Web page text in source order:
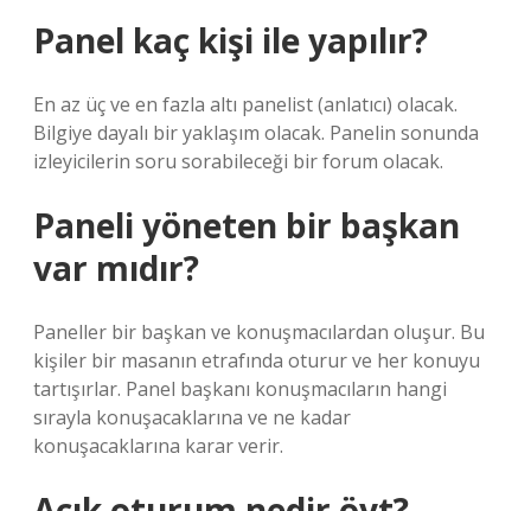
Panel kaç kişi ile yapılır?
En az üç ve en fazla altı panelist (anlatıcı) olacak.
Bilgiye dayalı bir yaklaşım olacak. Panelin sonunda
izleyicilerin soru sorabileceği bir forum olacak.
Paneli yöneten bir başkan
var mıdır?
Paneller bir başkan ve konuşmacılardan oluşur. Bu
kişiler bir masanın etrafında oturur ve her konuyu
tartışırlar. Panel başkanı konuşmacıların hangi
sırayla konuşacaklarına ve ne kadar
konuşacaklarına karar verir.